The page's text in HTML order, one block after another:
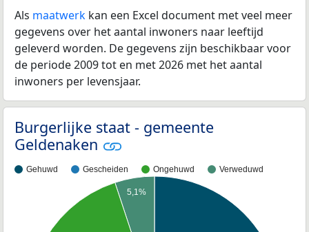
Als maatwerk kan een Excel document met veel meer
gegevens over het aantal inwoners naar leeftijd
geleverd worden. De gegevens zijn beschikbaar voor
de periode 2009 tot en met 2026 met het aantal
inwoners per levensjaar.
Burgerlijke staat - gemeente
Geldenaken
Gehuwd Gescheiden Ongehuwd Verweduwd
5,1%